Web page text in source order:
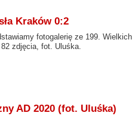
Kraków 0:2
fotogalerię ze 199.
zdjęcia, fot. Uluśka.
AD 2020 (fot. Uluśka)